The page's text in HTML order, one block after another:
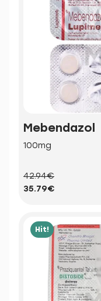
Mebendazol
100mg
42.94€
35.79€
Hit!